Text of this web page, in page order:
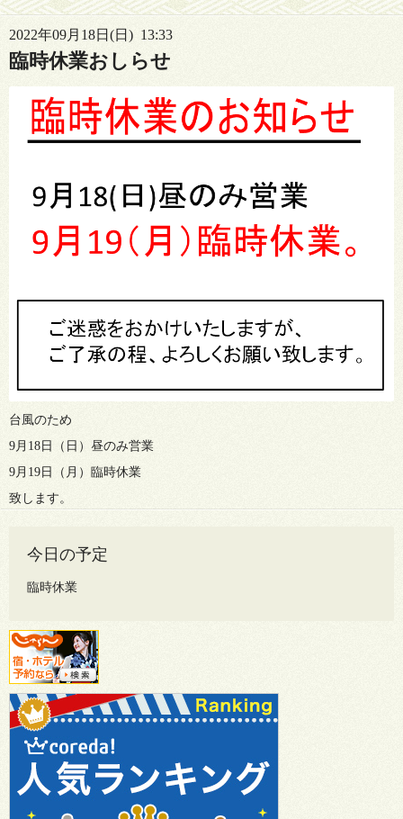
2022年09月18日(日) 13:33
臨時休業おしらせ
台風のため
9月18日（日）昼のみ営業
9月19日（月）臨時休業
致します。
今日の予定
臨時休業